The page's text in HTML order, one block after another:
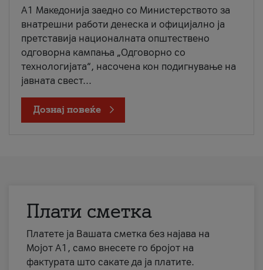
A1 Македонија заедно со Министерството за
внатрешни работи денеска и официјално ја
претставија националната општествено
одговорна кампања „Одговорно со
технологијата“, насочена кон подигнување на
јавната свест...
Дознај повеќе
Плати сметка
Платете ја Вашата сметка без најава на
Мојот А1, само внесете го бројот на
фактурата што сакате да ја платите.